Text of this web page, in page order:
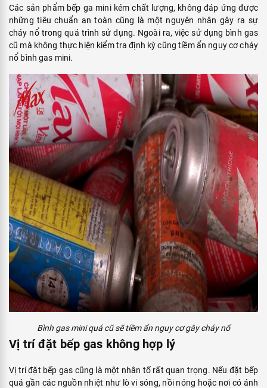
Các sản phẩm bếp ga mini kém chất lượng, không đáp ứng được
những tiêu chuẩn an toàn cũng là một nguyên nhân gây ra sự
cháy nổ trong quá trình sử dụng. Ngoài ra, việc sử dụng bình gas
cũ mà không thực hiện kiểm tra định kỳ cũng tiềm ẩn nguy cơ cháy
nổ bình gas mini.
Bình gas mini quá cũ sẽ tiềm ẩn nguy cơ gây cháy nổ
Vị trí đặt bếp gas không hợp lý
Vị trí đặt bếp gas cũng là một nhân tố rất quan trọng. Nếu đặt bếp
quá gần các nguồn nhiệt như lò vi sóng, nồi nóng hoặc nơi có ánh